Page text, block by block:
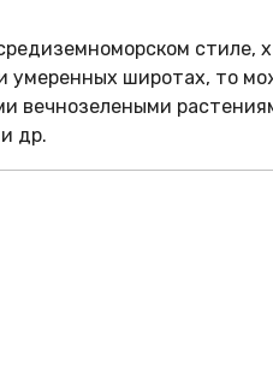
умеренных широтах, то
вечнозелеными
др.